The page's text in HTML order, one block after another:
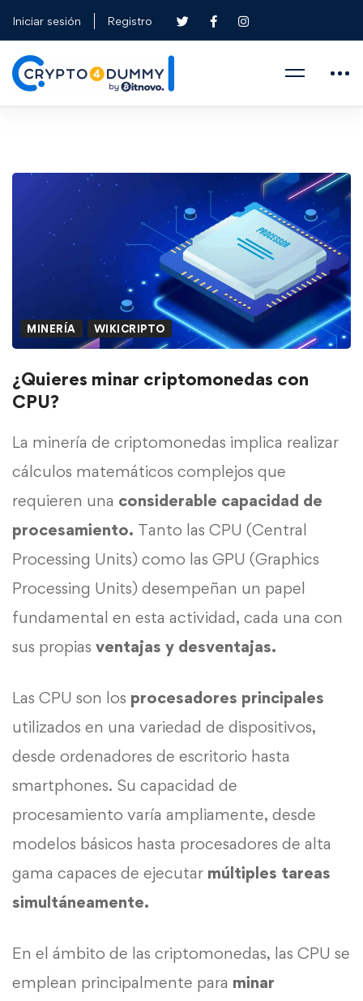
Iniciar sesión Registro
MINERÍA WIKICRIPTO
¿Quieres minar criptomonedas con
CPU?
La minería de criptomonedas implica realizar
cálculos matemáticos complejos que
requieren una considerable capacidad de
procesamiento. Tanto las CPU (Central
Processing Units) como las GPU (Graphics
Processing Units) desempeñan un papel
fundamental en esta actividad, cada una con
sus propias ventajas y desventajas.
Las CPU son los procesadores principales
utilizados en una variedad de dispositivos,
desde ordenadores de escritorio hasta
smartphones. Su capacidad de
procesamiento varía ampliamente, desde
modelos básicos hasta procesadores de alta
gama capaces de ejecutar múltiples tareas
simultáneamente.
En el ámbito de las criptomonedas, las CPU se
emplean principalmente para minar